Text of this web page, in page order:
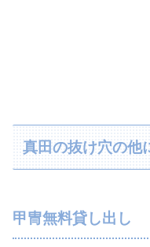
真田の抜け穴の他
甲冑無料貸し出し